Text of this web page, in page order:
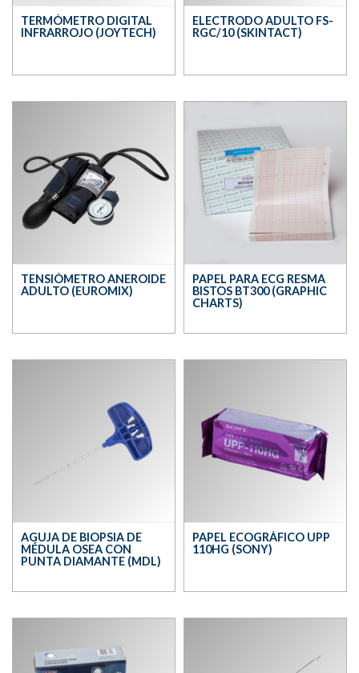
TERMÓMETRO DIGITAL
INFRARROJO (JOYTECH)
ELECTRODO ADULTO FS-
RGC/10 (SKINTACT)
TENSIÓMETRO ANEROIDE
ADULTO (EUROMIX)
PAPEL PARA ECG RESMA
BISTOS BT300 (GRAPHIC
CHARTS)
AGUJA DE BIOPSIA DE
MÉDULA OSEA CON
PUNTA DIAMANTE (MDL)
PAPEL ECOGRÁFICO UPP
110HG (SONY)